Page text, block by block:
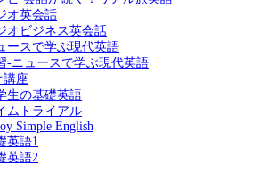
オ英会話
オビジネス英会話
ースで学ぶ現代英語
-ニュースで学ぶ現代英語
講座
生の基礎英語
ムトライアル
Simple English
英語1
英語2